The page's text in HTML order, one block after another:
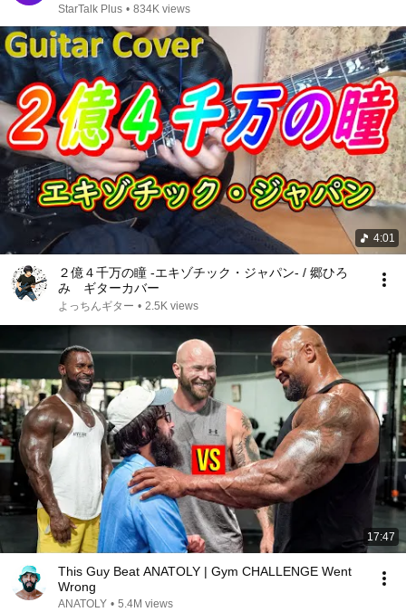
StarTalk Plus • 834K views
4:01
２億４千万の瞳 -エキゾチック・ジャパン- / 郷ひろ
み ギターカバー
よっちんギター • 2.5K views
17:47
This Guy Beat ANATOLY | Gym CHALLENGE Went
Wrong
ANATOLY • 5.4M views